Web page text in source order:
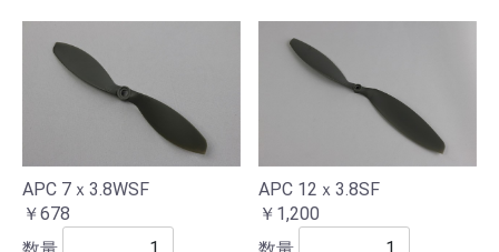
APC 7ｘ3.8WSF
￥678
APC 12ｘ3.8SF
￥1,200